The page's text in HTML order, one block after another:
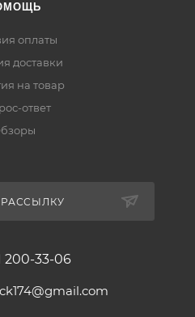
оплаты
доставки
на товар
ответ
200-33-06